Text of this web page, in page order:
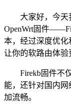
大家好，今
OpenWrt固件
本，经过深度优化
让你的软路由体验
Firekb固件不
能，还针对国内
加流畅。